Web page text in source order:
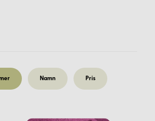
Namn Pris